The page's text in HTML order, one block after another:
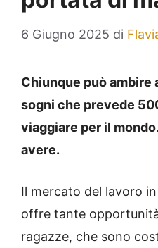
6 Giugno 2025 di
Chiunque può ambire
sogni che prevede
viaggiare per il
avere.
Il mercato del lavoro
offre tante
ragazze, che sono